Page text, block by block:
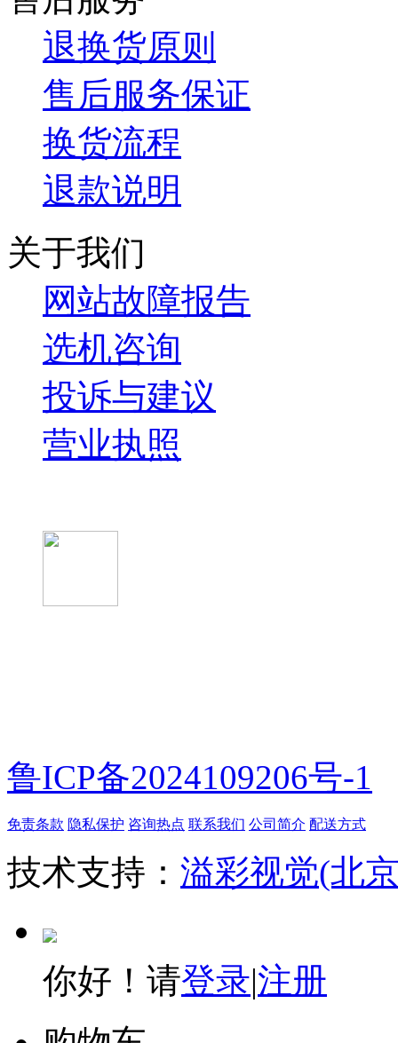
退换货原则
售后服务保证
换货流程
退款说明
关于我们
网站故障报告
选机咨询
投诉与建议
营业执照
鲁ICP备2024109206号-1
免责条款 隐私保护 咨询热点 联系我们 公司简介 配送方式
技术支持： 溢彩视觉(北
你好！请登录|注册